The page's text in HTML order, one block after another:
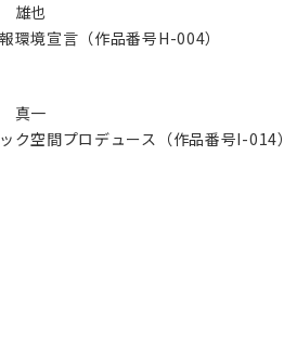
雄也
境宣言（作品番号H-004）
真一
空間プロデュース（作品番号I-014）